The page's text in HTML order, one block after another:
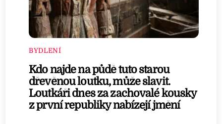
BYDLENÍ
Kdo najde na půdě tuto starou
dřevěnou loutku, může slavit.
Loutkáři dnes za zachovalé kousky
z první republiky nabízejí jmění